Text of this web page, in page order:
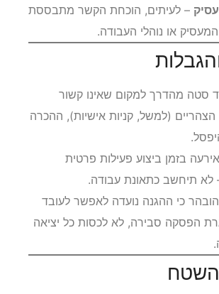
בין העבודה לתאונה.
– לעיתים, הוכחת הקשר מתבססת
או נוהלי העבודה.
סטה מהדרך למקום שאינו קשור
(למשל, קניות אישיות), ההכרה
בזמן ביצוע פעילות פרטית
לא תיחשב כתאונת עבודה.
כי ההגנה נועדה לאפשר לעובד
הפסקה סבירה, לא לכסות כל יציאה